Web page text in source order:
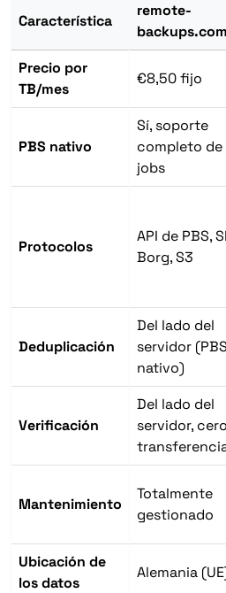
Característica
remote-
backups.com
Precio por
TB/mes
€8,50 fijo
PBS nativo
Sí, soporte
completo
jobs
Protocolos
API de PBS,
Borg, S3
Deduplicación
Del lado del
servidor (PBS
nativo)
Verificación
Del lado del
servidor, cero
Mantenimiento
Totalmente
gestionado
Ubicación de
los datos
Alemania